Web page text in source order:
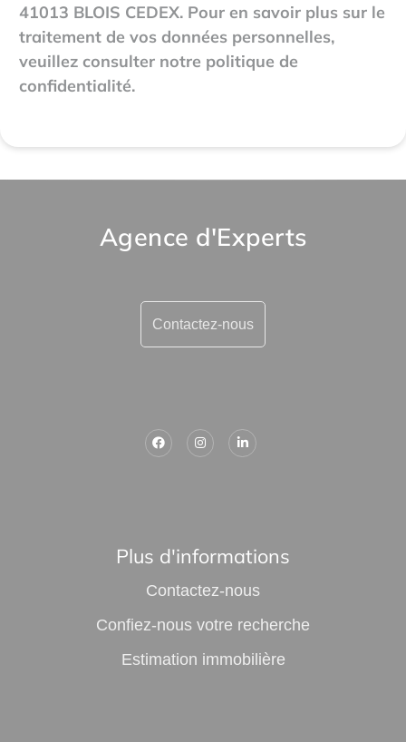
41013 BLOIS CEDEX. Pour en savoir plus sur le
traitement de vos données personnelles,
veuillez consulter notre politique de
confidentialité.
Agence d'Experts
Contactez-nous
Plus d'informations
Contactez-nous
Confiez-nous votre recherche
Estimation immobilière